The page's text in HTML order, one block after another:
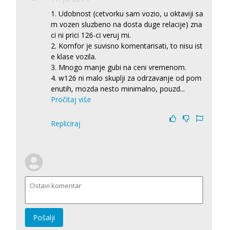
1. Udobnost (cetvorku sam vozio, u oktaviji sa
m vozen sluzbeno na dosta duge relacije) zna
ci ni prici 126-ci veruj mi.
2. Komfor je suvisno komentarisati, to nisu ist
e klase vozila.
3. Mnogo manje gubi na ceni vremenom.
4. w126 ni malo skuplji za odrzavanje od pom
enutih, mozda nesto minimalno, pouzd...
Pročitaj više
Repliciraj
Pošalji